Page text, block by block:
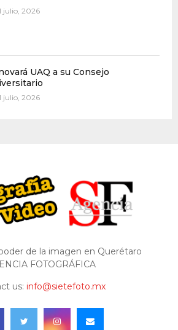
julio, 2026
UAQ a su Consejo
julio, 2026
de la imagen en Querétaro
FOTOGRÁFICA
us: info@sietefoto.mx